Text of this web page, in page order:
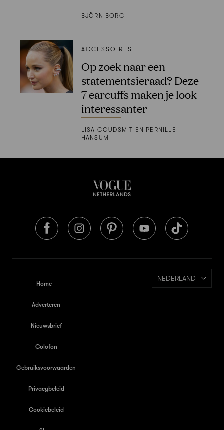
BJÖRN BORG
ACCESSOIRES
Op zoek naar een
statementsieraad? Deze
7 earcuffs maken je look
interessanter
LISA GOUDSMIT EN PERNILLE
HANSUM
Home
Adverteren
Nieuwsbrief
Colofon
Gebruiksvoorwaarden
Privacybeleid
Cookiebeleid
NEDERLAND